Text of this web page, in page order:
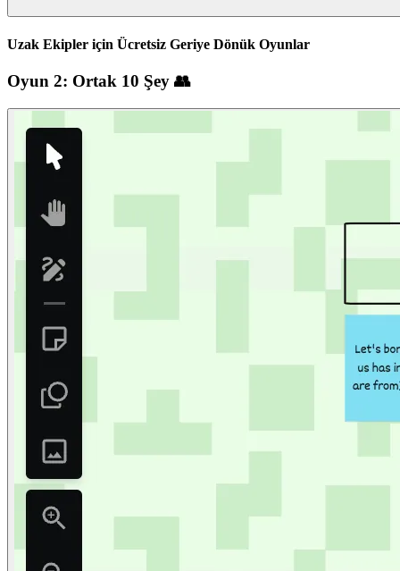
Uzak Ekipler için Ücretsiz Geriye Dönük Oyunlar
Oyun 2: Ortak 10 Şey 👥